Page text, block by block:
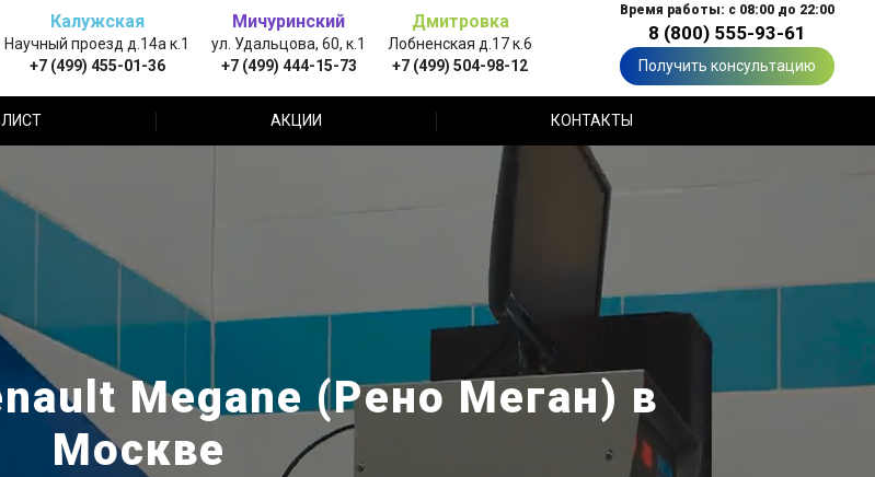
Калужская
Научный проезд д.14а к.1
+7 (499) 455-01-36
Мичуринский
ул. Удальцова, 60, к.1
+7 (499) 444-15-73
Дмитровка
Лобненская д.17 к.6
+7 (499) 504-98-12
Время работы: с 08:00 до 22:00
8 (800) 555-93-61
Получить консультацию
АКЦИИ КОНТАКТЫ
Megane (Рено Меган) в
Москве